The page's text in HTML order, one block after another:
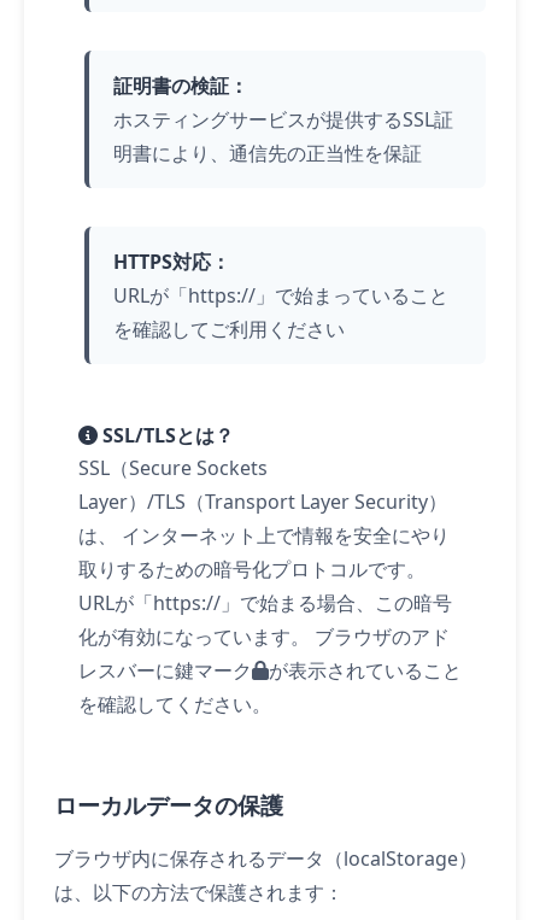
証明書の検証：
ホスティングサービスが提供するSSL証
明書により、通信先の正当性を保証
HTTPS対応：
URLが「https://」で始まっていること
を確認してご利用ください
SSL/TLSとは？
SSL（Secure Sockets
Layer）/TLS（Transport Layer Security）
は、 インターネット上で情報を安全にやり
取りするための暗号化プロトコルです。
URLが「https://」で始まる場合、この暗号
化が有効になっています。 ブラウザのアド
レスバーに鍵マーク
が表示されていること
を確認してください。
ローカルデータの保護
ブラウザ内に保存されるデータ（localStorage）
は、以下の方法で保護されます：